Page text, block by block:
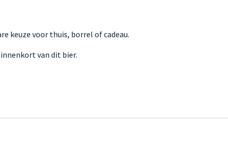
keuze voor thuis, borrel of cadeau.
van dit bier.